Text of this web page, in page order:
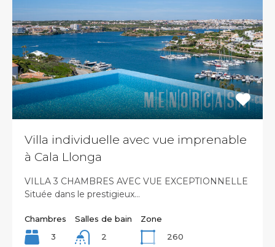
Villa individuelle avec vue imprenable
à Cala Llonga
VILLA 3 CHAMBRES AVEC VUE EXCEPTIONNELLE
Située dans le prestigieux…
Chambres
3
Salles de bain
2
Zone
260